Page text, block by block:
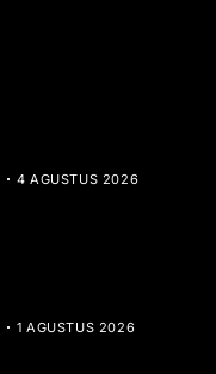
4 AGUSTUS 2026
1 AGUSTUS 2026